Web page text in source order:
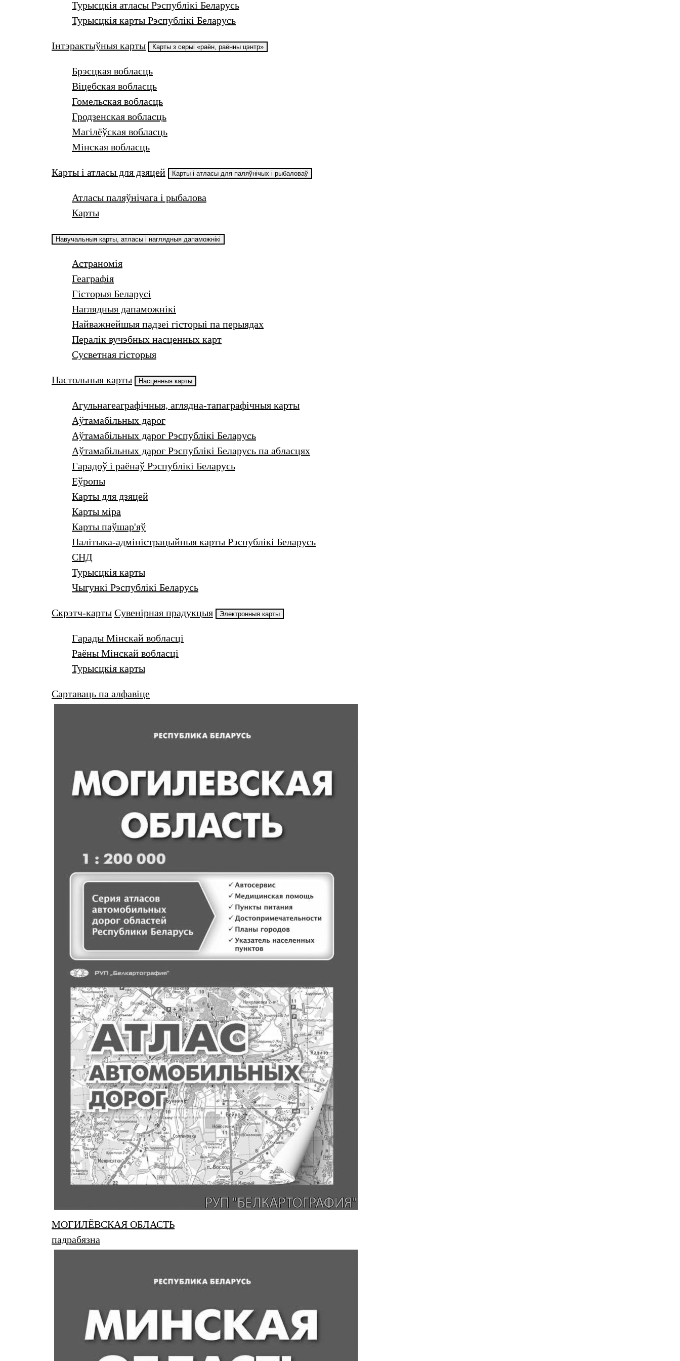
Турысцкія атласы Рэспублікі Беларусь
Турысцкія карты Рэспублікі Беларусь
Інтэрактыўныя карты Карты з серыі «раён, раённы цэнтр»
Брэсцкая вобласць
Віцебская вобласць
Гомельская вобласць
Гродзенская вобласць
Магілёўская вобласць
Мінская вобласць
Карты і атласы для дзяцей Карты і атласы для паляўнічых і рыбаловаў
Атласы паляўнічага і рыбалова
Карты
Навучальныя карты, атласы і наглядныя дапаможнікі
Астраномія
Геаграфія
Гісторыя Беларусі
Наглядныя дапаможнікі
Найважнейшыя падзеі гісторыі па перыядах
Пералік вучэбных насценных карт
Сусветная гісторыя
Настольныя карты Насценныя карты
Агульнагеаграфічныя, аглядна-тапаграфічныя карты
Аўтамабільных дарог
Аўтамабільных дарог Рэспублікі Беларусь
Аўтамабільных дарог Рэспублікі Беларусь па абласцях
Гарадоў i раёнаў Рэспублікі Беларусь
Еўропы
Карты для дзяцей
Карты міра
Карты паўшар'яў
Палітыка-адміністрацыйныя карты Рэспублікі Беларусь
СНД
Турысцкiя карты
Чыгункі Рэспублікі Беларусь
Скрэтч-карты Сувенiрная прадукцыя Электронныя карты
Гарады Мінскай вобласці
Раёны Мінскай вобласці
Турысцкія карты
Сартаваць па алфавіце
МОГИЛЁВСКАЯ ОБЛАСТЬ
падрабязна